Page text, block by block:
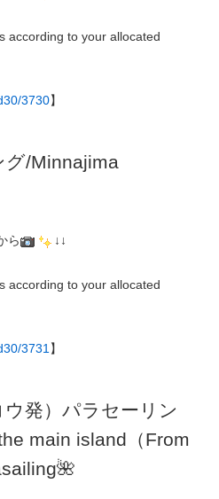
according to your allocated
3730】
グ/Minnajima
ら ↓↓
according to your allocated
3731 】
発）パラセーリン
main island（From
🌺